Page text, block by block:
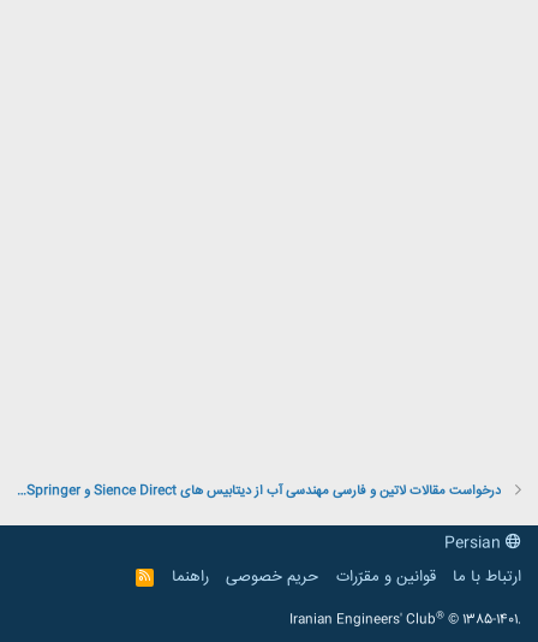
درخواست مقالات لاتین و فارسی مهندسی آب از دیتابیس های Sience Direct و Springer و Magiran و IEEE
ارتباط با ما
قوانین و مقرّرات حریم خصوصی راهنما
R
S
Iranian Engineers' Club® © 1385-1401.